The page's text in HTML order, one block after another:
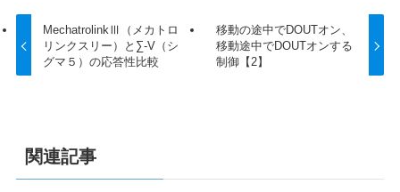
MechatrolinkⅢ（メカトロ
リンクスリー）と∑-V（シ
グマ５）の応答性比較
移動の途中でDOUTオン、
移動途中でDOUTオンする
制御【2】
関連記事